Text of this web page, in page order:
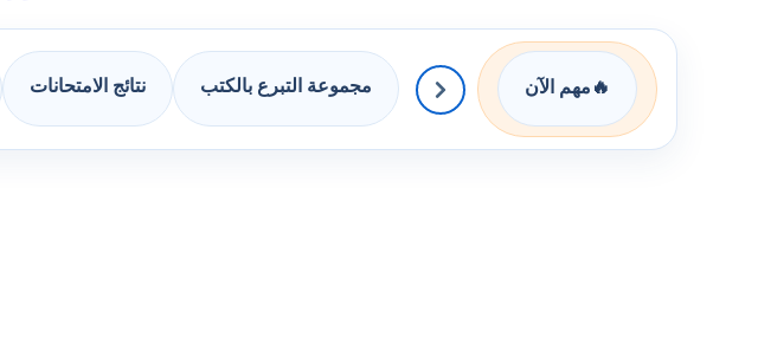
🔥 مهم الآن مجموعة التبرع بالكتب نتائج الامتحانات